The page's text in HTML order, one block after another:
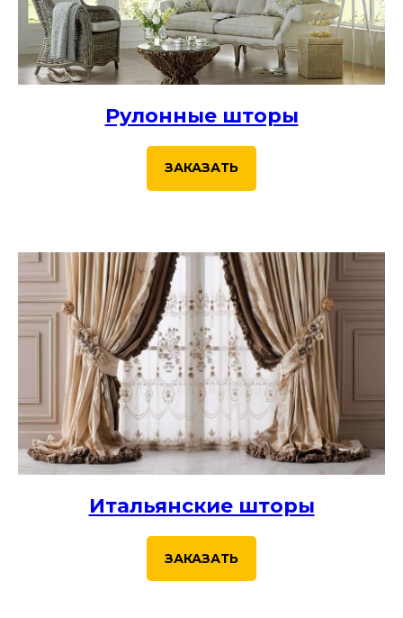
Рулонные шторы
ЗАКАЗАТЬ
Итальянские шторы
ЗАКАЗАТЬ